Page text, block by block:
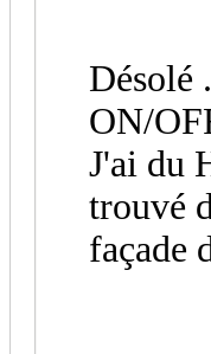
Désolé
ON/
J'ai du
trouvé
façade